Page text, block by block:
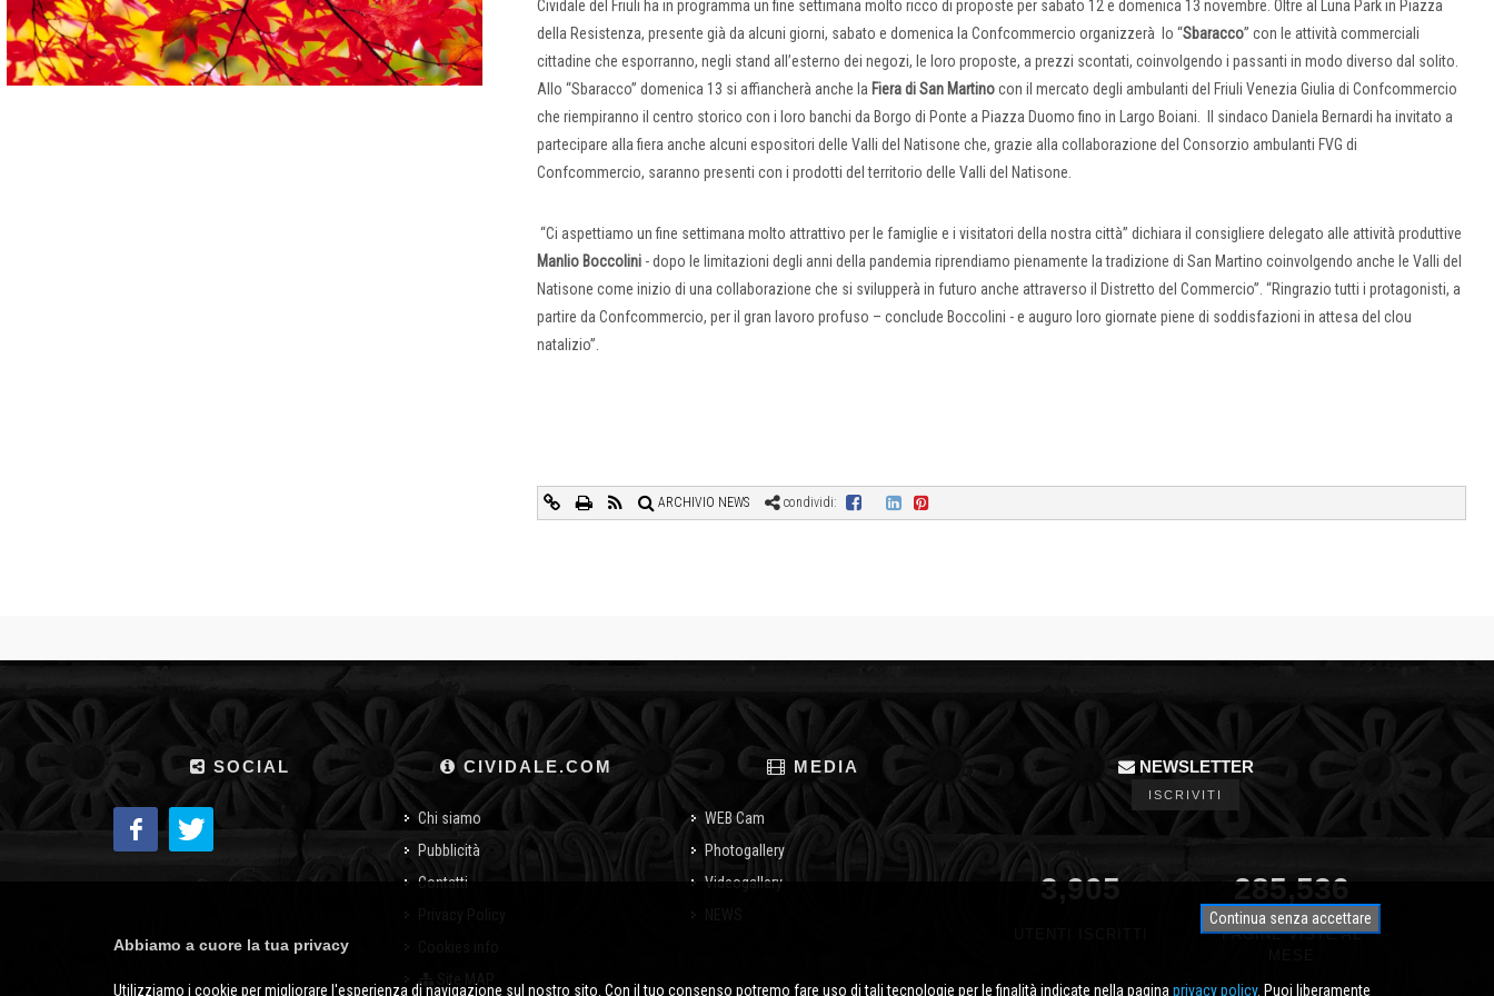
Cividale del Friuli ha in programma un fine settimana molto ricco di proposte per sabato 12 e domenica 13 novembre. Oltre al Luna Park in Piazza
della Resistenza, presente già da alcuni giorni, sabato e domenica la Confcommercio organizzerà lo “Sbaracco” con le attività commerciali
cittadine che esporranno, negli stand all’esterno dei negozi, le loro proposte, a prezzi scontati, coinvolgendo i passanti in modo diverso dal solito.
Allo “Sbaracco” domenica 13 si affiancherà anche la Fiera di San Martinocon il mercato degli ambulanti del Friuli Venezia Giulia di Confcommercio
che riempiranno il centro storico con i loro banchi da Borgo di Ponte a Piazza Duomo fino in Largo Boiani. Il sindaco Daniela Bernardi ha invitato a
partecipare alla fiera anche alcuni espositori delle Valli del Natisone che, grazie alla collaborazione del Consorzio ambulanti FVG di
Confcommercio, saranno presenti con i prodotti del territorio delle Valli del Natisone.
“Ci aspettiamo un fine settimana molto attrattivo per le famiglie e i visitatori della nostra città” dichiara il consigliere delegato alle attività produttive
Manlio Boccolini - dopo le limitazioni degli anni della pandemia riprendiamo pienamente la tradizione di San Martino coinvolgendo anche le Valli del
Natisone come inizio di una collaborazione che si svilupperà in futuro anche attraverso il Distretto del Commercio”. “Ringrazio tutti i protagonisti, a
partire da Confcommercio, per il gran lavoro profuso – conclude Boccolini - e auguro loro giornate piene di soddisfazioni in attesa del clou
natalizio”.
ARCHIVIO NEWS condividi:
SOCIAL CIVIDALE.COM
Chi siamo
Pubblicità
Contatti
MEDIA
WEB Cam
Photogallery
Videogallery
NEWSLETTER
ISCRIVITI
3,905 340,791
PAGINE VISTE AL
Continua senza accettare
Abbiamo a cuore la tua privacy
Utilizziamo i cookie per migliorare l'esperienza di navigazione sul nostro sito. Con il tuo consenso potremo fare uso di tali tecnologie per le finalità indicate nella pagina privacy policy. Puoi liberamente